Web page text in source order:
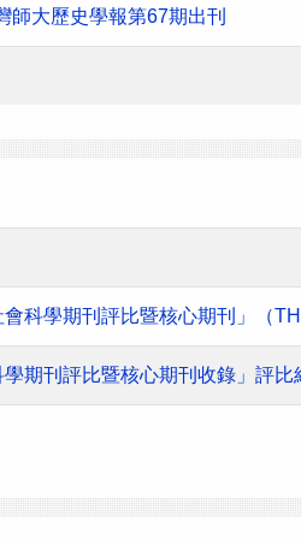
師大歷史學報第67期出刊
科學期刊評比暨核心期刊」（
期刊評比暨核心期刊收錄」評